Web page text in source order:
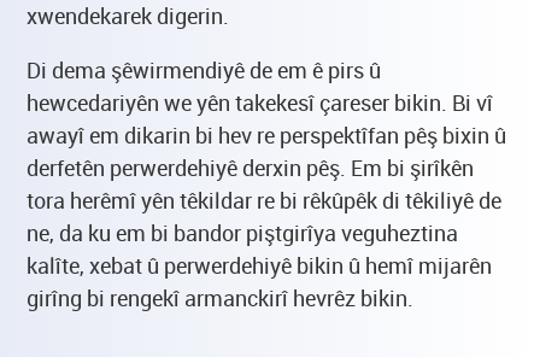
xwendekarek digerin.
Di dema şêwirmendiyê de em ê pirs û
hewcedariyên we yên takekesî çareser bikin. Bi vî
awayî em dikarin bi hev re perspektîfan pêş bixin û
derfetên perwerdehiyê derxin pêş. Em bi şirîkên
tora herêmî yên têkildar re bi rêkûpêk di têkiliyê de
ne, da ku em bi bandor piştgirîya veguheztina
kalîte, xebat û perwerdehiyê bikin û hemî mijarên
girîng bi rengekî armanckirî hevrêz bikin.